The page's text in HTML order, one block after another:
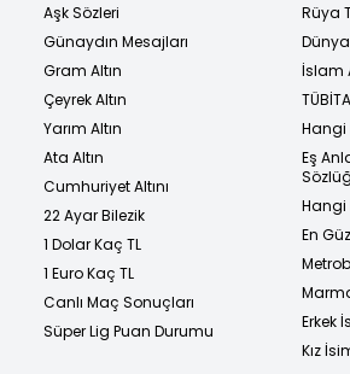
Aşk Sözleri
Günaydın Mesajları
Gram Altın
Çeyrek Altın
Yarım Altın
Ata Altın
Cumhuriyet Altını
22 Ayar Bilezik
1 Dolar Kaç TL
1 Euro Kaç TL
Canlı Maç Sonuçları
Süper Lig Puan Durumu
Rüya
İslam
Hangi
Eş
Hangi
En
Erkek
Kız